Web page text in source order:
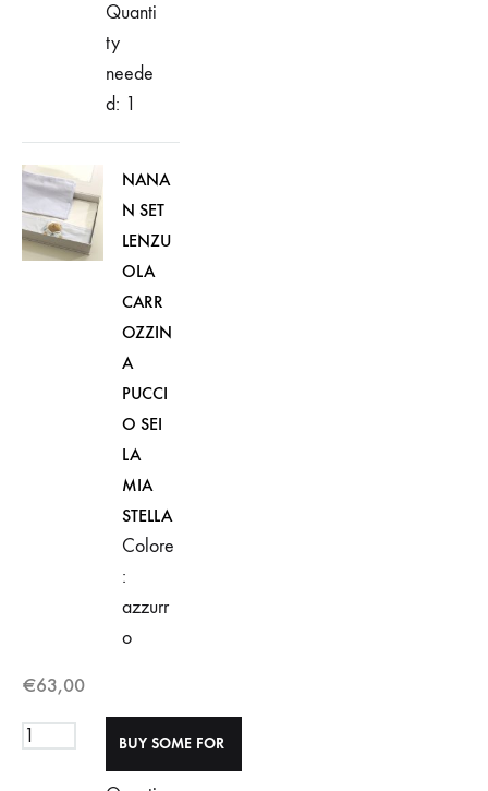
Quanti
ty
neede
d: 1
NANA
N SET
LENZU
OLA
CARR
OZZIN
A
PUCCI
O SEI
LA
MIA
STELLA
Colore
:
azzurr
o
€63,00